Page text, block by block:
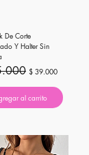
De Corte
Y Halter Sin
Precio de oferta
$ 39.000
al carrito